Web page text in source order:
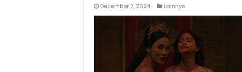
December 7, 2024 Lainnya